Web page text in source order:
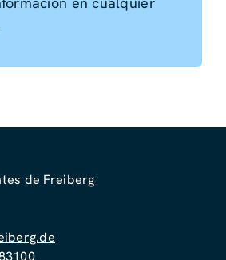
de Freiberg